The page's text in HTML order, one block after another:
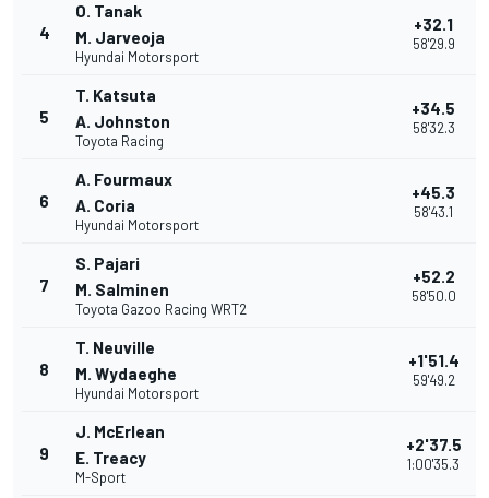
4
O. Tanak
M. Jarveoja
Hyundai Motorsport
+32.1
58'29.9
5
T. Katsuta
A. Johnston
Toyota Racing
+34.5
58'32.3
6
A. Fourmaux
A. Coria
Hyundai Motorsport
+45.3
58'43.1
7
S. Pajari
M. Salminen
Toyota Gazoo Racing WRT2
+52.2
58'50.0
8
T. Neuville
M. Wydaeghe
Hyundai Motorsport
+1'51.4
59'49.2
9
J. McErlean
E. Treacy
M-Sport
+2'37.5
1:00'35.3